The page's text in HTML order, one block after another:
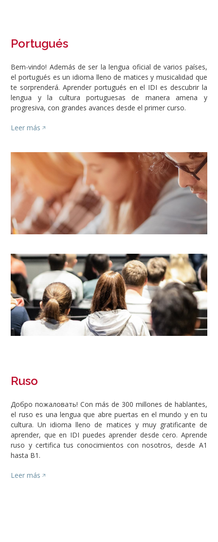
Image
Portugués
Bem-vindo! Además de ser la lengua oficial de varios países,
el portugués es un idioma lleno de matices y musicalidad que
te sorprenderá. Aprender portugués en el IDI es descubrir la
lengua y la cultura portuguesas de manera amena y
progresiva, con grandes avances desde el primer curso.
Leer más
Ruso
Добро пожаловать! Con más de 300 millones de hablantes,
el ruso es una lengua que abre puertas en el mundo y en tu
cultura. Un idioma lleno de matices y muy gratificante de
aprender, que en IDI puedes aprender desde cero. Aprende
ruso y certifica tus conocimientos con nosotros, desde A1
hasta B1.
Leer más
Image